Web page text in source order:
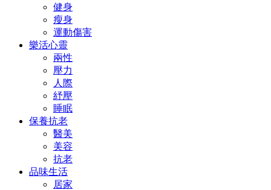
健身
瘦身
運動傷害
樂活心靈
兩性
壓力
人際
紓壓
睡眠
保養抗老
醫美
美容
抗老
品味生活
居家